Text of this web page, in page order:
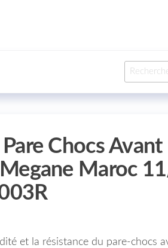
Chocs
Maroc
et la résistance du pare-chocs